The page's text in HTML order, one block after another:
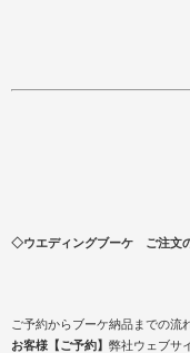
◇ウエディングブーケ ご注文
ご予約からブーケ納品までの流
お客様【ご予約】 弊社ウェブサ